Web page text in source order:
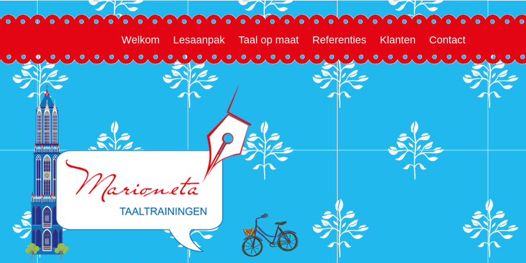
Welkom Lesaanpak Taal op maat Referenties Klanten Contact